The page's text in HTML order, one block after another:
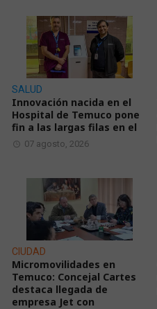
SALUD
Innovación nacida en el
Hospital de Temuco pone
fin a las largas filas en el
07 agosto, 2026
CIUDAD
Micromovilidades en
Temuco: Concejal Cartes
destaca llegada de
empresa Jet con